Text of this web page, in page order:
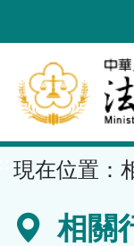
到
要
內
容
區
現在位置：
相關